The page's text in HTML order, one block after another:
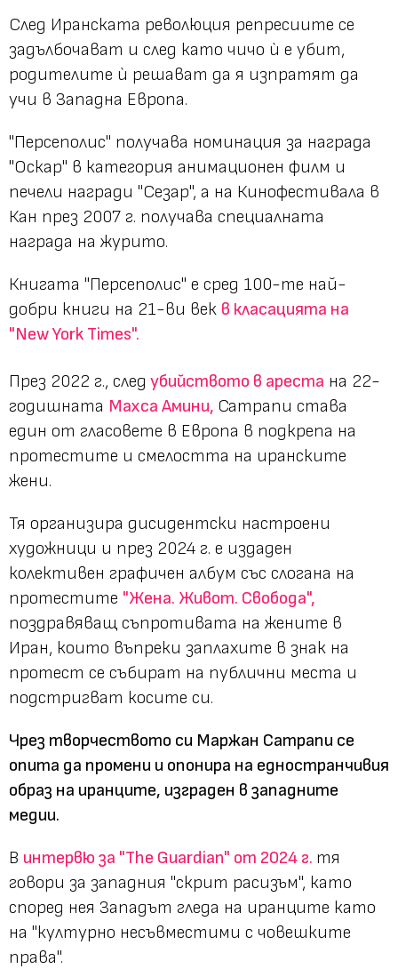
След Иранската революция репресиите се
задълбочават и след като чичо ѝ е убит,
родителите ѝ решават да я изпратят да
учи в Западна Европа.
"Персеполис" получава номинация за награда
"Оскар" в категория анимационен филм и
печели награди "Сезар", а на Кинофестивала в
Кан през 2007 г. получава специалната
награда на журито.
Книгата "Персеполис" е сред 100-те най-
добри книги на 21-ви век в класацията на
"New York Times".
През 2022 г., след убийството в ареста на 22-
годишната Махса Амини, Сатрапи става
един от гласовете в Европа в подкрепа на
протестите и смелостта на иранските
жени.
Тя организира дисидентски настроени
художници и през 2024 г. е издаден
колективен графичен албум със слогана на
протестите "Жена. Живот. Свобода",
поздравяващ съпротивата на жените в
Иран, които въпреки заплахите в знак на
протест се събират на публични места и
подстригват косите си.
Чрез творчеството си Маржан Сатрапи се
опита да промени и опонира на едностранчивия
образ на иранците, изграден в западните
медии.
В интервю за "The Guardian" от 2024 г. тя
говори за западния "скрит расизъм", като
според нея Западът гледа на иранците като
на "културно несъвместими с човешките
права".